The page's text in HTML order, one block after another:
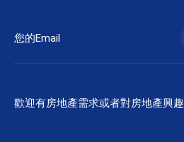
歡迎有房地產需求或者對房地產興